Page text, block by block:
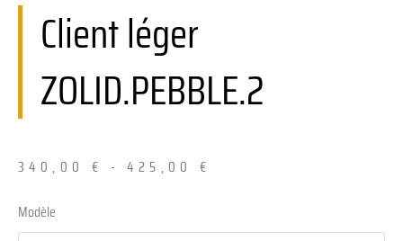
Client léger
ZOLID.PEBBLE.2
340,00 € -425,00€
Modèle
quantité
de